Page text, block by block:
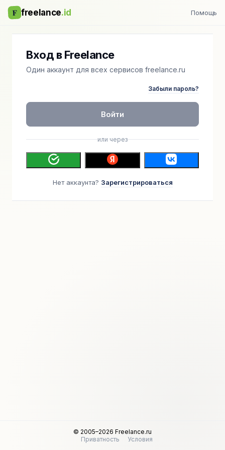
F freelance.id Помощь
Вход в Freelance
Один аккаунт для всех сервисов freelance.ru
Забыли пароль?
Войти
или через
Нет аккаунта? Зарегистрироваться
© 2005–2026 Freelance.ru
Приватность
Условия